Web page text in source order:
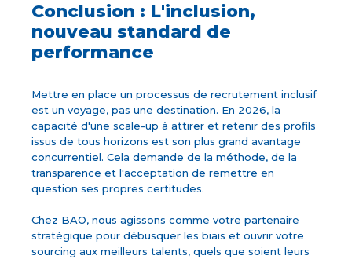
Conclusion : L'inclusion,
nouveau standard de
performance
Mettre en place un processus de recrutement inclusif
est un voyage, pas une destination. En 2026, la
capacité d'une scale-up à attirer et retenir des profils
issus de tous horizons est son plus grand avantage
concurrentiel. Cela demande de la méthode, de la
transparence et l'acceptation de remettre en
question ses propres certitudes.
Chez BAO, nous agissons comme votre partenaire
stratégique pour débusquer les biais et ouvrir votre
sourcing aux meilleurs talents, quels que soient leurs